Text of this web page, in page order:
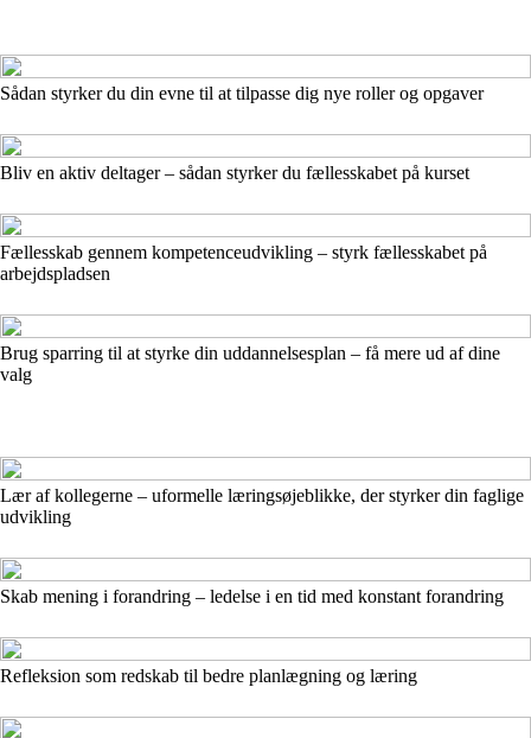
Sådan styrker du din evne til at tilpasse dig nye roller og opgaver
Bliv en aktiv deltager – sådan styrker du fællesskabet på kurset
Fællesskab gennem kompetenceudvikling – styrk fællesskabet på
arbejdspladsen
Brug sparring til at styrke din uddannelsesplan – få mere ud af dine
valg
Lær af kollegerne – uformelle læringsøjeblikke, der styrker din faglige
udvikling
Skab mening i forandring – ledelse i en tid med konstant forandring
Refleksion som redskab til bedre planlægning og læring